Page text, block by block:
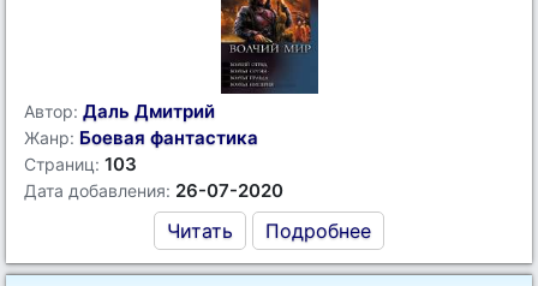
Автор: Даль Дмитрий
Жанр: Боевая фантастика
Страниц: 103
Дата добавления: 26-07-2020
Читать Подробнее